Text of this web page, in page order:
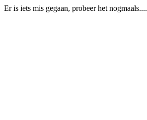
Er is iets mis gegaan, probeer het nogmaals....